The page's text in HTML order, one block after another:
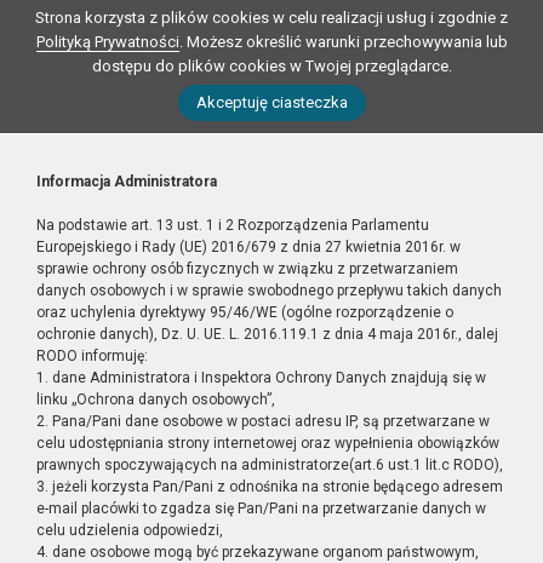
Strona korzysta z plików cookies w celu realizacji usług i zgodnie z
Polityką Prywatności. Możesz określić warunki przechowywania lub
dostępu do plików cookies w Twojej przeglądarce.
Akceptuję ciasteczka
Informacja Administratora
Na podstawie art. 13 ust. 1 i 2 Rozporządzenia Parlamentu
Europejskiego i Rady (UE) 2016/679 z dnia 27 kwietnia 2016r. w
sprawie ochrony osób fizycznych w związku z przetwarzaniem
danych osobowych i w sprawie swobodnego przepływu takich danych
oraz uchylenia dyrektywy 95/46/WE (ogólne rozporządzenie o
ochronie danych), Dz. U. UE. L. 2016.119.1 z dnia 4 maja 2016r., dalej
RODO informuję:
1. dane Administratora i Inspektora Ochrony Danych znajdują się w
linku „Ochrona danych osobowych”,
2. Pana/Pani dane osobowe w postaci adresu IP, są przetwarzane w
celu udostępniania strony internetowej oraz wypełnienia obowiązków
prawnych spoczywających na administratorze(art.6 ust.1 lit.c RODO),
3. jeżeli korzysta Pan/Pani z odnośnika na stronie będącego adresem
e-mail placówki to zgadza się Pan/Pani na przetwarzanie danych w
celu udzielenia odpowiedzi,
4. dane osobowe mogą być przekazywane organom państwowym,